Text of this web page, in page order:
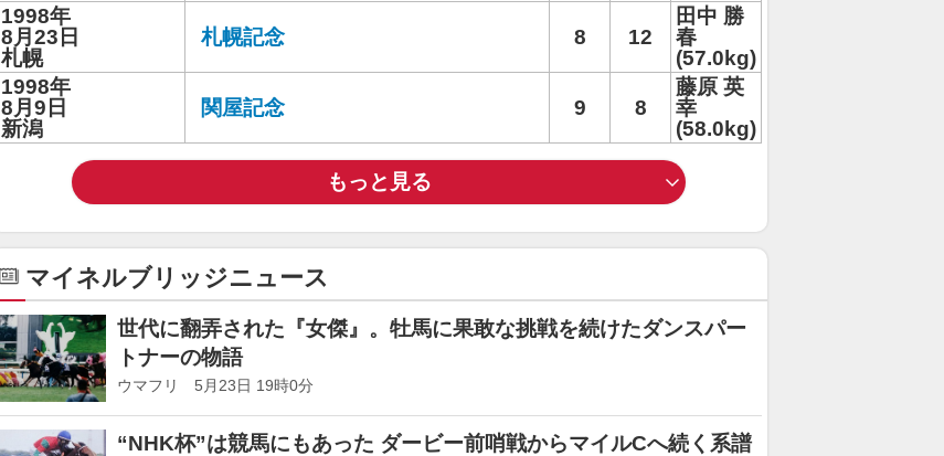
1998年
8月23日
札幌
札幌記念 8 12
田中 勝
春
(57.0kg)
1998年
8月9日
新潟
関屋記念 9 8
藤原 英
幸
(58.0kg)
もっと見る
マイネルブリッジニュース
世代に翻弄された『女傑』。牡馬に果敢な挑戦を続けたダンスパー
トナーの物語
ウマフリ 5月23日 19時0分
“NHK杯”は競馬にもあった ダービー前哨戦からマイルCへ続く系譜